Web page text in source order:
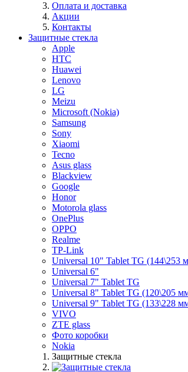
Оплата и доставка
Акции
Контакты
Защитные стекла
Apple
HTC
Huawei
Lenovo
LG
Meizu
Microsoft (Nokia)
Samsung
Sony
Xiaomi
Tecno
Asus glass
Blackview
Google
Honor
Motorola glass
OnePlus
OPPO
Realme
TP-Link
Universal 10" Tablet TG (144\253
Universal 6"
Universal 7" Tablet TG
Universal 8" Tablet TG (120\205
Universal 9" Tablet TG (133\228
VIVO
ZTE glass
Фото коробки
Nokia
Защитные стекла